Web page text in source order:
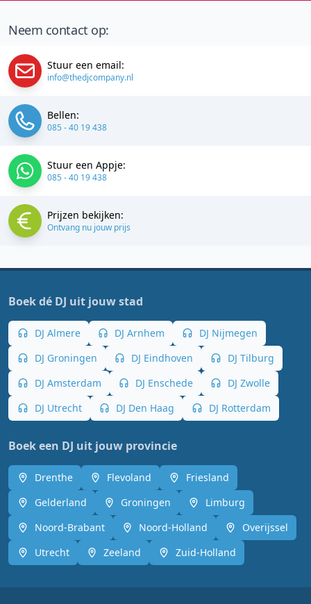
Neem contact op:
Stuur een email:
info@thedjcompany.nl
Bellen:
085 - 40 19 438
Stuur een Appje:
085 - 40 19 438
Prijzen bekijken:
Ontvang nu jouw prijs
Boek dé DJ uit jouw stad
DJ Almere DJ Arnhem
DJ Nijmegen
DJ Groningen
DJ Eindhoven
DJ Tilburg
DJ Amsterdam
DJ Enschede
DJ Zwolle
DJ Utrecht
DJ Den Haag DJ Rotterdam
Boek een DJ uit jouw provincie
Drenthe Flevoland
Friesland
Gelderland
Groningen
Limburg
Noord-Brabant
Noord-Holland
Overijssel
Utrecht
Zeeland Zuid-Holland